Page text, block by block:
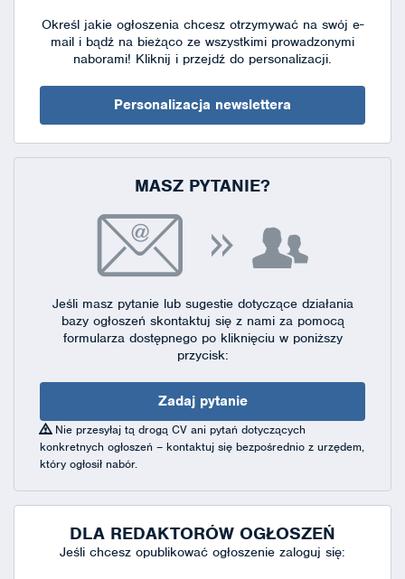
Określ jakie ogłoszenia chcesz otrzymywać na swój e-
mail i bądź na bieżąco ze wszystkimi prowadzonymi
naborami! Kliknij i przejdź do personalizacji.
Personalizacja newslettera
MASZ PYTANIE?
Jeśli masz pytanie lub sugestie dotyczące działania
bazy ogłoszeń skontaktuj się z nami za pomocą
formularza dostępnegopo kliknięciu w poniższy
przycisk:
Zadaj pytanie
Nie przesyłaj tą drogą CV ani pytań dotyczących
konkretnych ogłoszeń – kontaktuj się bezpośrednio z urzędem,
który ogłosił nabór.
DLA REDAKTORÓW OGŁOSZEŃ
Jeśli chcesz opublikować ogłoszenie zaloguj się: